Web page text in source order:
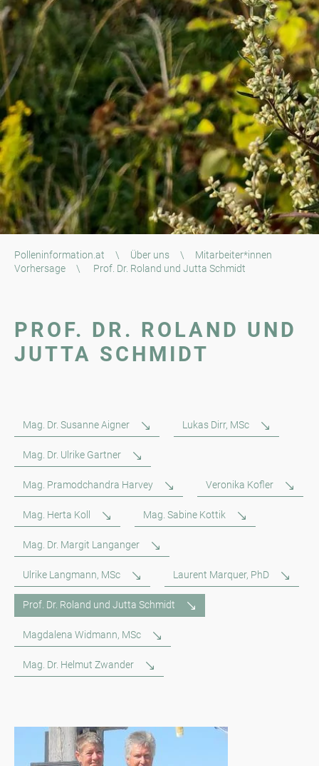
Polleninformation.at \ Über uns \
Mitarbeiter*innen
Vorhersage
\ Prof. Dr. Roland und Jutta Schmidt
PROF. DR. ROLAND UND
JUTTA SCHMIDT
Mag. Dr. Susanne Aigner Lukas Dirr, MSc
Mag. Dr. Ulrike Gartner
Mag. Pramodchandra Harvey Veronika Kofler
Mag. Herta Koll Mag. Sabine Kottik
Mag. Dr. Margit Langanger
Ulrike Langmann, MSc Laurent Marquer, PhD
Prof. Dr. Roland und Jutta Schmidt
Magdalena Widmann, MSc
Mag. Dr. Helmut Zwander